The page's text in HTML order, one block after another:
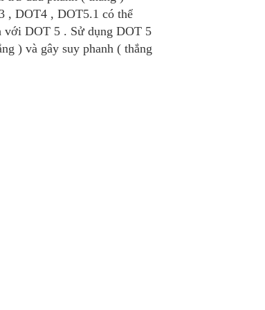
, DOT4 , DOT5.1 có thể
với DOT 5 . Sử dụng DOT 5
) và gây suy phanh ( thắng